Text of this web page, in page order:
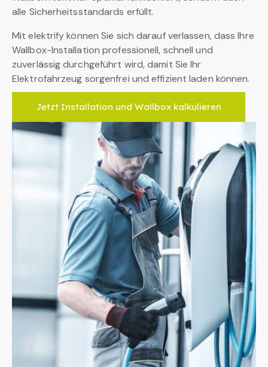
alle Sicherheitsstandards erfüllt.
Mit elektrify können Sie sich darauf verlassen, dass Ihre
Wallbox-Installation professionell, schnell und
zuverlässig durchgeführt wird, damit Sie Ihr
Elektrofahrzeug sorgenfrei und effizient laden können.
Jetzt Installation und Wallbox kalkulieren